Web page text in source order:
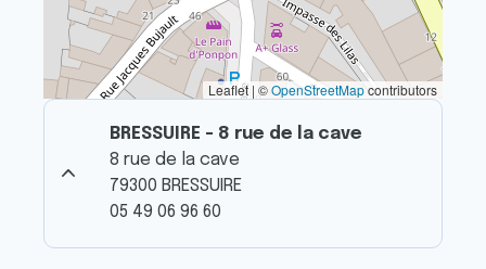
Leaflet | ©OpenStreetMapcontributors
BRESSUIRE - 8 rue de la cave
8 rue de la cave
79300 BRESSUIRE
05 49 06 96 60